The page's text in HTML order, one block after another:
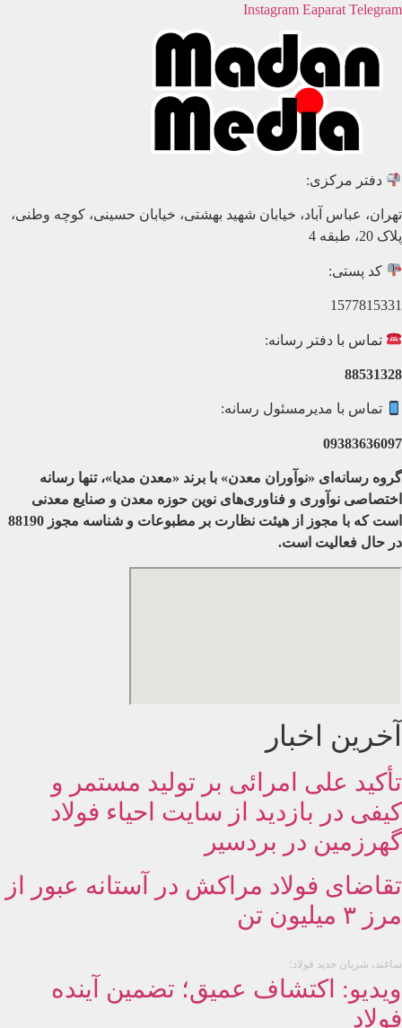
Instagram Eaparat Telegram
دفتر مرکزی:
تهران، عباس آباد، خیابان شهید بهشتی، خیابان حسینی، کوچه وطنی،
پلاک 20، طبقه 4
کد پستی:
1577815331
تماس با دفتر رسانه:
88531328
تماس با مدیرمسئول رسانه:
09383636097
گروه رسانه‌ای «نوآوران معدن» با برند «معدن مدیا»، تنها رسانه
اختصاصی نوآوری و فناوری‌های نوین حوزه معدن و صنایع معدنی‌
است که با مجوز از هیئت نظارت بر مطبوعات
و شناسه مجوز 88190
در حال فعالیت است.
آخرین اخبار
تأکید علی امرائی بر تولید مستمر و
کیفی در بازدید از سایت احیاء فولاد
گهرزمین در بردسیر
تقاضای فولاد مراکش در آستانه عبور از
مرز ۳ میلیون تن
ساغند، شریان جدید فولاد؛
ویدیو: اکتشاف عمیق؛ تضمین آینده
فولاد